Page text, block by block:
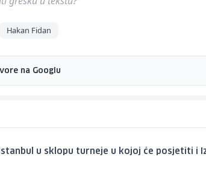
Hakan Fidan
na Googlu
u sklopu turneje u kojoj će posjetiti i